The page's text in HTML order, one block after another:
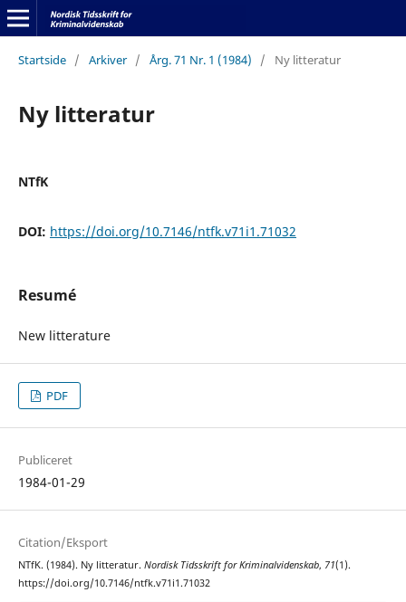
Startside / Arkiver / Årg. 71 Nr. 1 (1984) / Ny litteratur
Ny litteratur
NTfK
DOI: https://doi.org/10.7146/ntfk.v71i1.71032
Resumé
New litterature
PDF
Publiceret
1984-01-29
Citation/Eksport
NTfK. (1984). Ny litteratur. Nordisk Tidsskrift for Kriminalvidenskab, 71(1).
https://doi.org/10.7146/ntfk.v71i1.71032